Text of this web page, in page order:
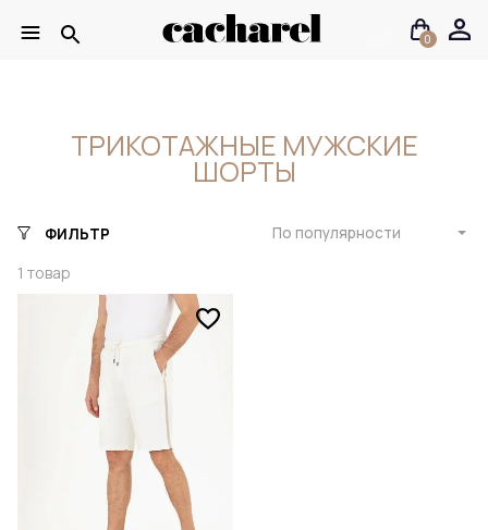
0
ТРИКОТАЖНЫЕ МУЖСКИЕ
ШОРТЫ
ФИЛЬТР
1 товар
По популярности